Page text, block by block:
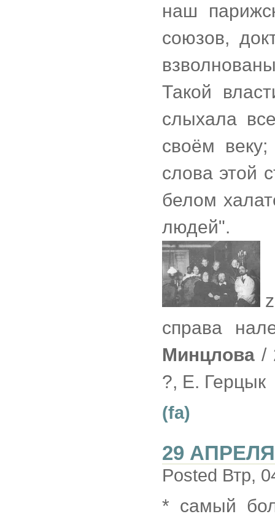
наш
союзов,
Такой
слыхала
своём
слова этой
белом
людей".
справа
Минцлова /
?, Е. Герцык
(fa)
29
Posted Втр,
* самый